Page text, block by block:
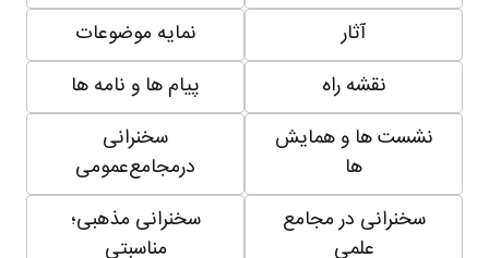
آثار
نمایه موضوعات
نقشه راه
پیام ها و نامه ها
نشست ها و همایش
ها
سخنرانی
درمجامع‌عمومی
سخنرانی در مجامع
علمی
سخنرانی مذهبی؛
مناسبتی